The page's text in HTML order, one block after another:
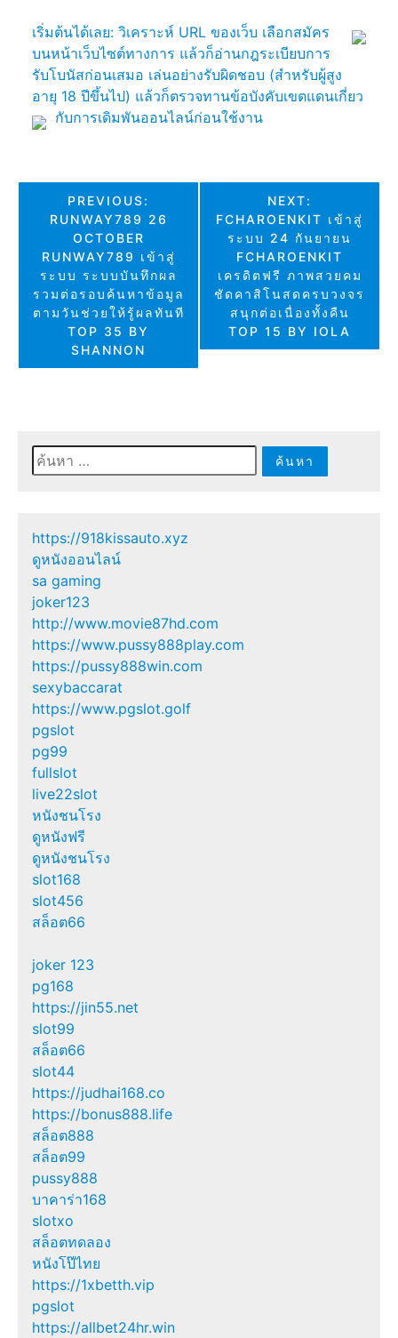
เริ่มต้นได้เลย: วิเคราะห์ URL ของเว็บ เลือกสมัคร
บนหน้าเว็บไซต์ทางการ แล้วก็อ่านกฎระเบียบการ
รับโบนัสก่อนเสมอ เล่นอย่างรับผิดชอบ (สำหรับผู้สูง
อายุ 18 ปีขึ้นไป) แล้วก็ตรวจทานข้อบังคับเขตแดนเกี่ยว
กับการเดิมพันออนไลน์ก่อนใช้งาน
แนะแนว
เรื่อง
PREVIOUS:
RUNWAY789 26
OCTOBER
RUNWAY789 เข้าสู่
ระบบ ระบบบันทึกผล
รวมต่อรอบค้นหาข้อมูล
ตามวันช่วยให้รู้ผลทันที
TOP 35 BY
SHANNON
NEXT:
FCHAROENKIT เข้าสู่
ระบบ 24 กันยายน
FCHAROENKIT
เครดิตฟรี ภาพสวยคม
ชัดคาสิโนสดครบวงจร
สนุกต่อเนื่องทั้งคืน
TOP 15 BY IOLA
ค้นหา
สำหรับ:
https://918kissauto.xyz
ดูหนังออนไลน์
sa gaming
joker123
http://www.movie87hd.com
https://www.pussy888play.com
https://pussy888win.com
sexybaccarat
https://www.pgslot.golf
pgslot
pg99
fullslot
live22slot
หนังชนโรง
ดูหนังฟรี
ดูหนังชนโรง
slot168
slot456
สล็อต66
joker 123
pg168
https://jin55.net
slot99
สล็อต66
slot44
https://judhai168.co
https://bonus888.life
สล็อต888
สล็อต99
pussy888
บาคาร่า168
slotxo
สล็อตทดลอง
หนังโป๊ไทย
https://1xbetth.vip
pgslot
https://allbet24hr.win